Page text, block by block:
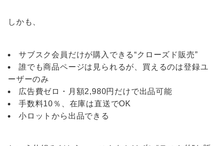
しかも、
サブスク会員だけが購入できる“クローズド販売”
誰でも商品ページは見られるが、買えるのは登録ユ
ーザーのみ
広告費ゼロ・月額2,980円だけで出品可能
手数料10％、在庫は直送でOK
小ロットから出品できる